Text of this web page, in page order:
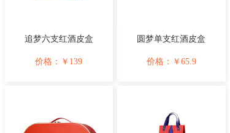
追梦六支红酒皮盒
价格： ￥ 139
圆梦单支红酒皮盒
价格： ￥ 65.9